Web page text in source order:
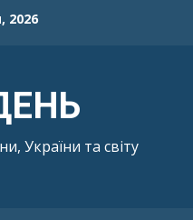
2026
України та світу